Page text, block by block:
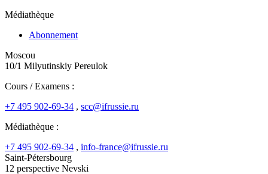
Médiathèque
Abonnement
Moscou
10/1 Milyutinskiy Pereulok
Cours / Examens :
+7 495 902-69-34 , scc@ifrussie.ru
Médiathèque :
+7 495 902-69-34 , info-france@ifrussie.ru
Saint-Pétersbourg
12 perspective Nevski